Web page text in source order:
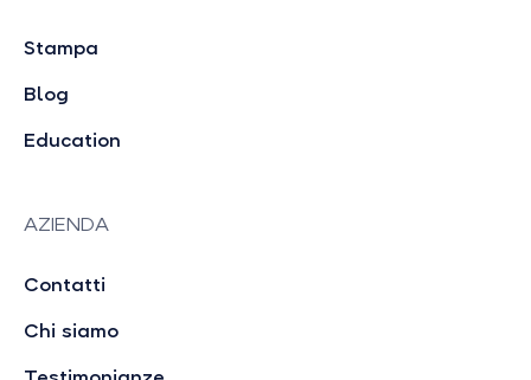
Stampa
Blog
Education
AZIENDA
Contatti
Chi siamo